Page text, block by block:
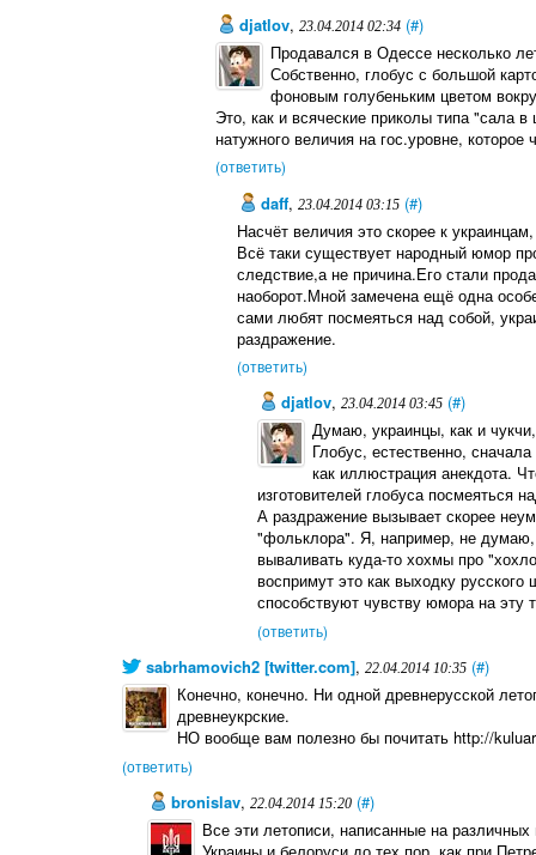
djatlov, 23.04.2014 02:34 (#)
Продавался в Одессе несколько
Собственно, глобус с большой
фоновым голубеньким цветом
Это, как и всяческие приколы типа "сала
натужного величия на гос.уровне,
(ответить)
daff, 23.04.2014 03:15 (#)
Насчёт величия это скорее к
Всё таки существует народный юмор
следствие,а не причина.Его стали
наоборот.Мной замечена ещё одна
сами любят посмеяться над собой,
раздражение.
(ответить)
djatlov,23.04.2014 03:45 (#)
Думаю, украинцы, как и
Глобус, естественно,
как иллюстрация анекдота.
изготовителей глобуса посмеяться
А раздражение вызывает скорее
"фольклора". Я, например, не
вываливать куда-то хохмы про
воспримут это как выходку
способствуют чувству юмора на эту
(ответить)
sabrhamovich2 [twitter.com],22.04.2014 10:35 (#)
Конечно, конечно. Ни одной древнерусской
древнеукрские.
НО вообще вам полезно бы почитать http://
(ответить)
bronislav, 22.04.2014 15:20 (#)
Все эти летописи, написанные на